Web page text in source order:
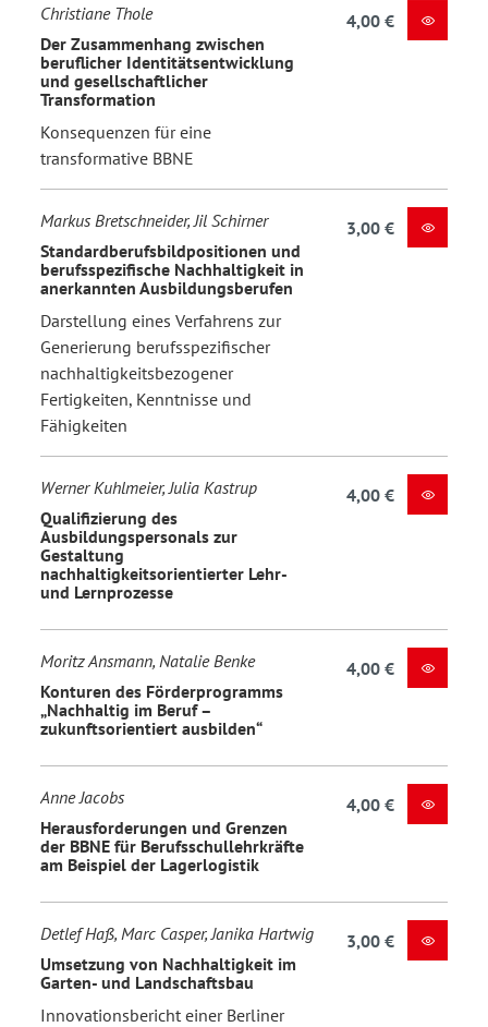
Christiane Thole
Der Zusammenhang zwischen
beruflicher Identitätsentwicklung
und gesellschaftlicher
Transformation
Konsequenzen für eine
transformative BBNE
4,00 €
Markus Bretschneider, Jil Schirner
Standardberufsbildpositionen und
berufsspezifische Nachhaltigkeit in
anerkannten Ausbildungsberufen
Darstellung eines Verfahrens zur
Generierung berufsspezifischer
nachhaltigkeitsbezogener
Fertigkeiten, Kenntnisse und
Fähigkeiten
3,00 €
Werner Kuhlmeier, Julia Kastrup
Qualifizierung des
Ausbildungspersonals zur
Gestaltung
nachhaltigkeitsorientierter Lehr-
und Lernprozesse
4,00 €
Moritz Ansmann, Natalie Benke
Konturen des Förderprogramms
„Nachhaltig im Beruf –
zukunftsorientiert ausbilden“
4,00 €
Anne Jacobs
Herausforderungen und Grenzen
der BBNE für Berufsschullehrkräfte
am Beispiel der Lagerlogistik
4,00 €
Detlef Haß, Marc Casper, Janika Hartwig
Umsetzung von Nachhaltigkeit im
Garten- und Landschaftsbau
Innovationsbericht einer Berliner
3,00 €